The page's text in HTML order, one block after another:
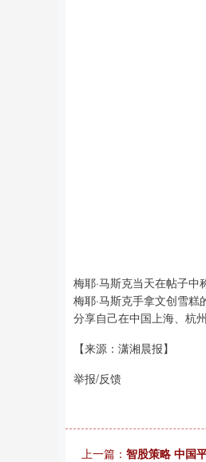
梅耶·马斯克当天在帖子中
梅耶·马斯克手拿文创雪糕
分享自己在中国上海、杭
【来源：潇湘晨报】
举报/反馈
上一篇： 智股策略 中国